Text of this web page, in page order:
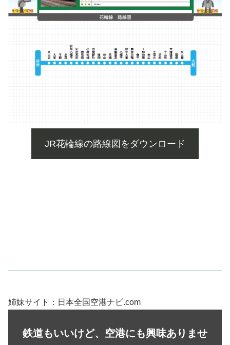
JR花輪線の路線図をダウンロード
姉妹サイト：日本全国空港ナビ.com
鉄道もいいけど、空港にも興味ありませ